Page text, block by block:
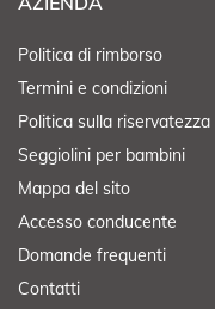
Politica di rimborso
Termini e condizioni
Politica sulla riservatezza
Seggiolini per bambini
Mappa del sito
Accesso conducente
Domande frequenti
Contatti